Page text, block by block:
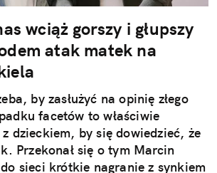
wciąż gorszy i głupszy
atak matek na
by zasłużyć na opinię złego
facetów to właściwie
dzieckiem, by się dowiedzieć, że
Przekonał się o tym Marcin
sieci krótkie nagranie z synkiem